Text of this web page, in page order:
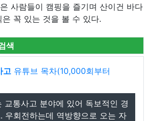
사람들이 캠핑을 즐기며 산이건 바다
꼭 있는 것을 볼 수 있다.
색
고 유튜브 목차(10,000회부터
교통사고 분야에 있어 독보적인 경
우회전하는데 역방향으로 오는 자